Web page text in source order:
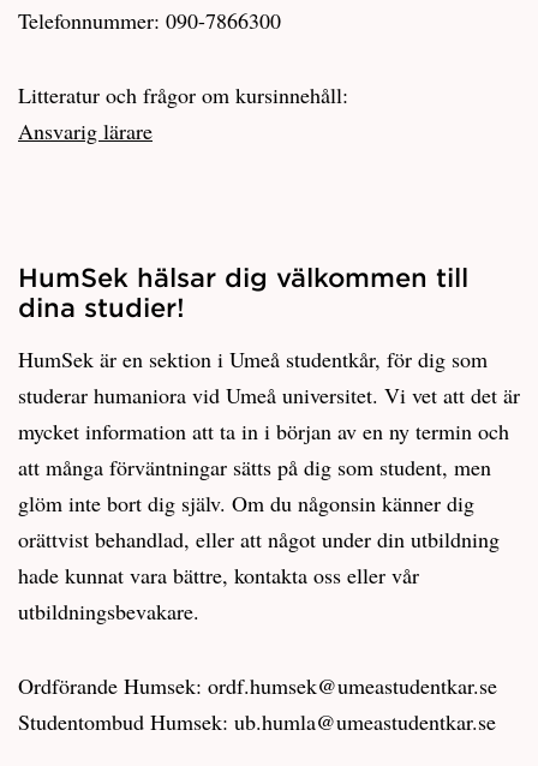
Telefonnummer: 090-7866300
Litteratur och frågor om kursinnehåll:
Ansvarig lärare
HumSek hälsar dig välkommen till
dina studier!
HumSek är en sektion i Umeå studentkår, för dig som
studerar humaniora vid Umeå universitet. Vi vet att det är
mycket information att ta in i början av en ny termin och
att många förväntningar sätts på dig som student, men
glöm inte bort dig själv. Om du någonsin känner dig
orättvist behandlad, eller att något under din utbildning
hade kunnat vara bättre, kontakta oss eller vår
utbildningsbevakare.
Ordförande Humsek: ordf.humsek@umeastudentkar.se
Studentombud Humsek: ub.humla@umeastudentkar.se